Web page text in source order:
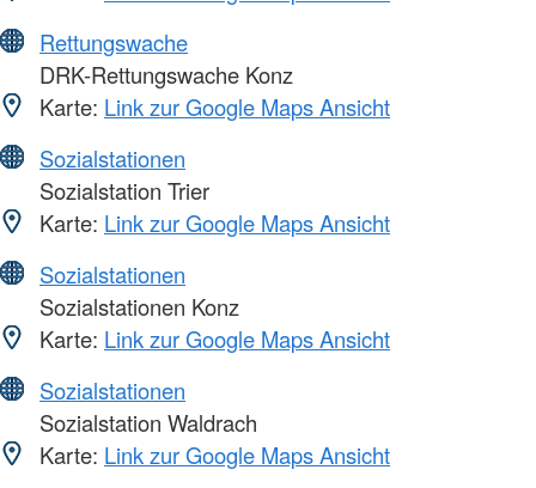
Rettungswache
DRK-Rettungswache Konz
Karte: Link zur Google Maps Ansicht
Sozialstationen
Sozialstation Trier
Karte: Link zur Google Maps Ansicht
Sozialstationen
Sozialstationen Konz
Karte: Link zur Google Maps Ansicht
Sozialstationen
Sozialstation Waldrach
Karte: Link zur Google Maps Ansicht